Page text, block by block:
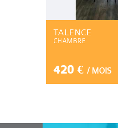
TALENCE
CHAMBRE
420 €/ MOIS